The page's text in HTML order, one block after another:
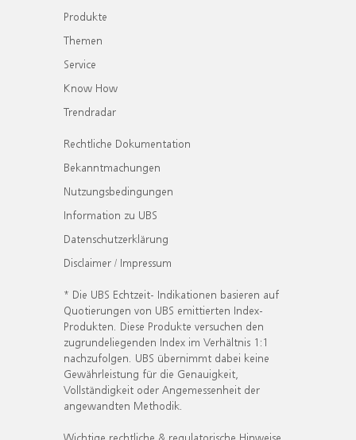
Produkte
Themen
Service
Know How
Trendradar
Rechtliche Dokumentation
Bekanntmachungen
Nutzungsbedingungen
Information zu UBS
Datenschutzerklärung
Disclaimer / Impressum
* Die UBS Echtzeit- Indikationen basieren auf
Quotierungen von UBS emittierten Index-
Produkten. Diese Produkte versuchen den
zugrundeliegenden Index im Verhältnis 1:1
nachzufolgen. UBS übernimmt dabei keine
Gewährleistung für die Genauigkeit,
Vollständigkeit oder Angemessenheit der
angewandten Methodik.